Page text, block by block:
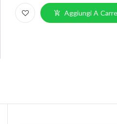
Aggiungi A